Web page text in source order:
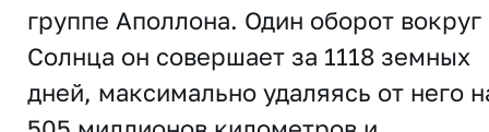
группе Аполлона. Один оборот вокруг
Солнца он совершает за 1118 земных
дней, максимально удаляясь от него